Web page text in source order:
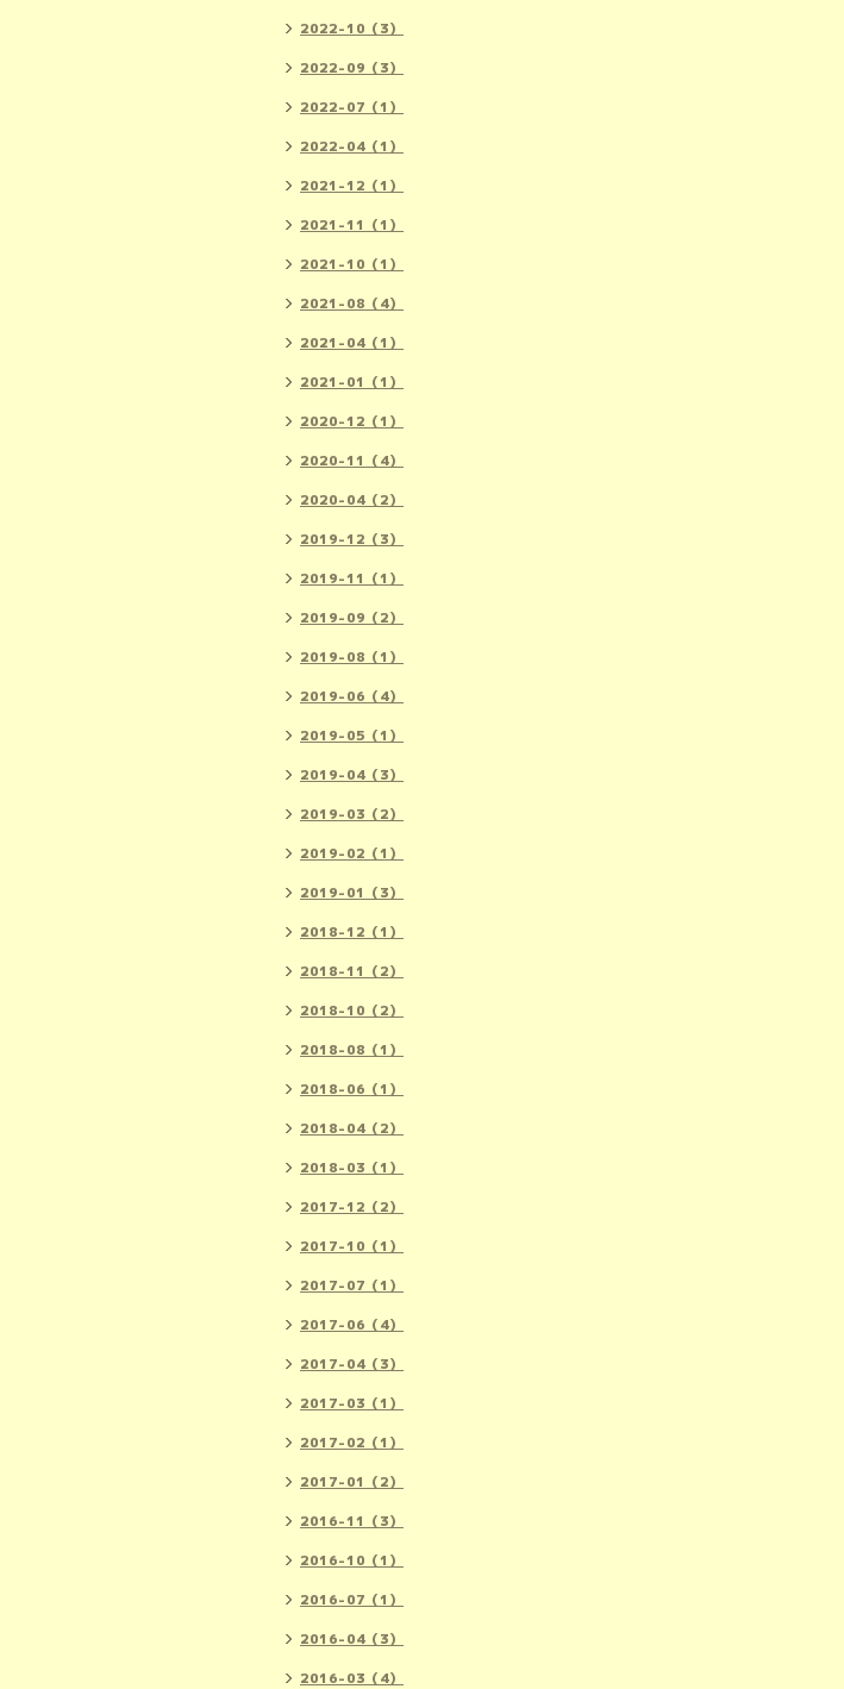
2022-10（3）
2022-09（3）
2022-07（1）
2022-04（1）
2021-12（1）
2021-11（1）
2021-10（1）
2021-08（4）
2021-04（1）
2021-01（1）
2020-12（1）
2020-11（4）
2020-04（2）
2019-12（3）
2019-11（1）
2019-09（2）
2019-08（1）
2019-06（4）
2019-05（1）
2019-04（3）
2019-03（2）
2019-02（1）
2019-01（3）
2018-12（1）
2018-11（2）
2018-10（2）
2018-08（1）
2018-06（1）
2018-04（2）
2018-03（1）
2017-12（2）
2017-10（1）
2017-07（1）
2017-06（4）
2017-04（3）
2017-03（1）
2017-02（1）
2017-01（2）
2016-11（3）
2016-10（1）
2016-07（1）
2016-04（3）
2016-03（4）